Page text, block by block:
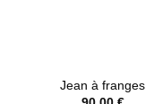
Jean à franges